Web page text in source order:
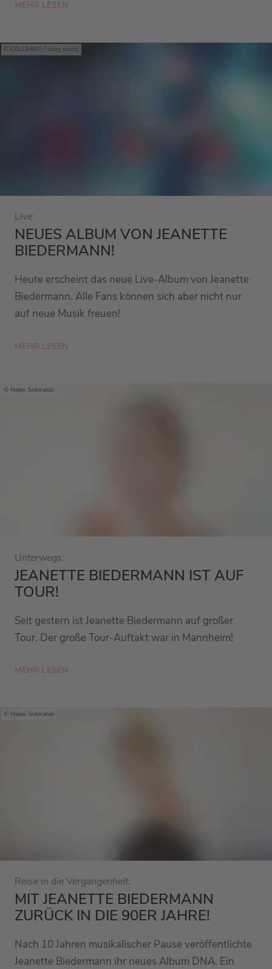
MEHR LESEN
COLUMBIA / sony music
Live:
NEUES ALBUM VON JEANETTE
BIEDERMANN!
Heute erscheint das neue Live-Album von Jeanette
Biedermann. Alle Fans können sich aber nicht nur
auf neue Musik freuen!
MEHR LESEN
Helen Sobiralski
Unterwegs:
JEANETTE BIEDERMANN IST AUF
TOUR!
Seit gestern ist Jeanette Biedermann auf großer
Tour. Der große Tour-Auftakt war in Mannheim!
MEHR LESEN
Helen Sobiralski
Reise in die Vergangenheit:
MIT JEANETTE BIEDERMANN
ZURÜCK IN DIE 90ER JAHRE!
Nach 10 Jahren musikalischer Pause veröffentlichte
Jeanette Biedermann ihr neues Album DNA. Ein